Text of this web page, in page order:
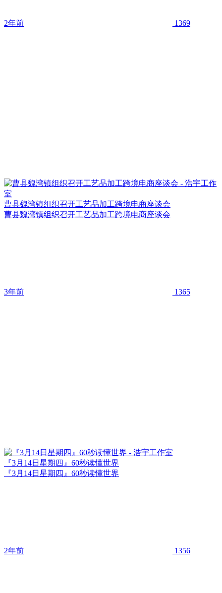
2年前 1369
曹县魏湾镇组织召开工艺品加工跨境电商座谈会
曹县魏湾镇组织召开工艺品加工跨境电商座谈会
3年前 1365
『3月14日星期四』60秒读懂世界
『3月14日星期四』60秒读懂世界
2年前 1356